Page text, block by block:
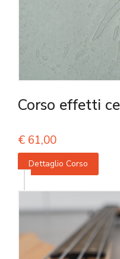
Corso effetti
€ 61,00
Dettaglio Corso